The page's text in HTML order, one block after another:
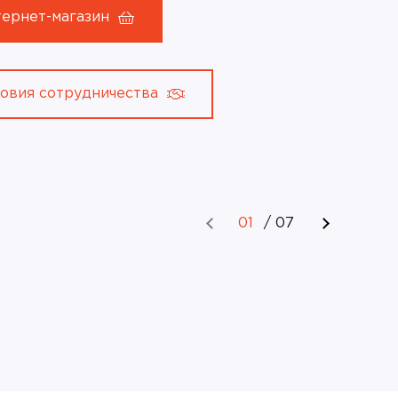
магазин
сотрудничества
01 /07